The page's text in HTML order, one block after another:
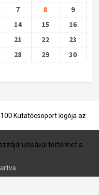
7 8
9
14 15
16
21 22
23
28 29
30
Kutatócsoport logója az
történhet a